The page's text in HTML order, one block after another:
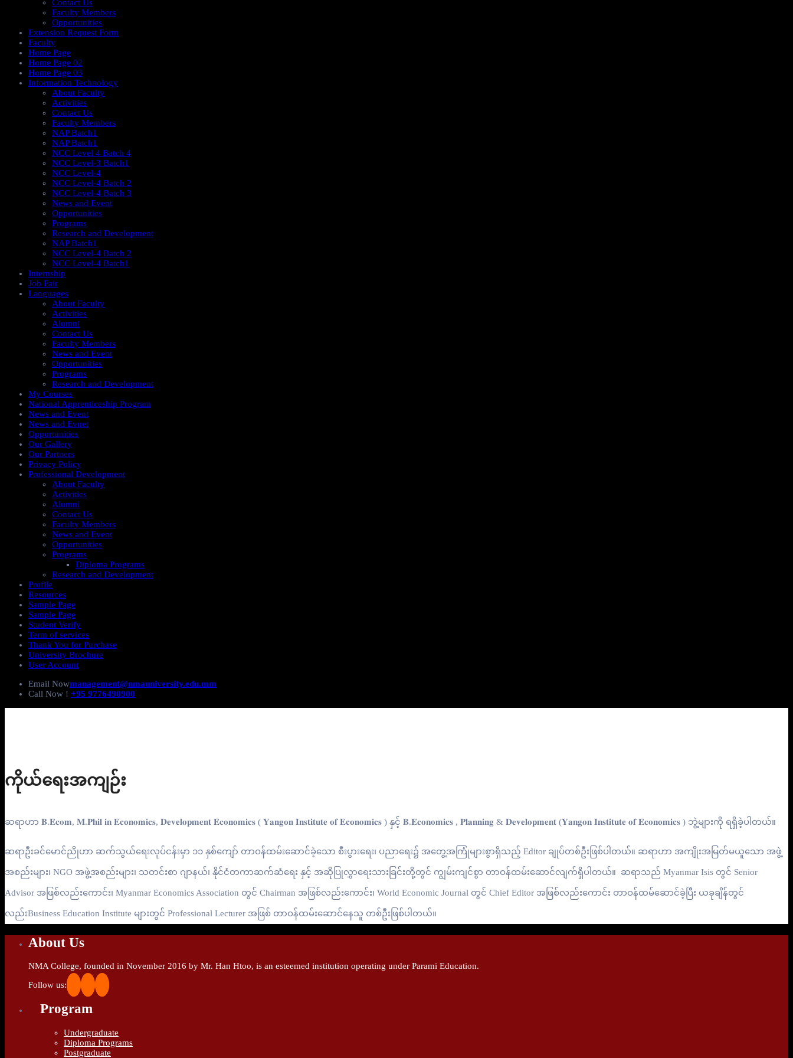
Contact Us
Faculty Members
Opportunities
Extension Request Form
Faculty
Home Page
Home Page 02
Home Page 03
Information Technology
About Faculty
Activities
Contact Us
Faculty Members
NAP Batch1
NAP Batch1
NCC Level 4 Batch 4
NCC Level-3 Batch1
NCC Level-4
NCC Level-4 Batch 2
NCC Level-4 Batch 3
News and Event
Opportunities
Programs
Research and Development
NAP Batch1
NCC Level-4 Batch 2
NCC Level-4 Batch1​
Internship
Job Fair
Languages
About Faculty
Activities
Alumni
Contact Us
Faculty Members
News and Event
Opportunities
Programs
Research and Development
My Courses
National Apprenticeship Program
News and Event
News and Evnet
Opportunities
Our Gallery
Our Partners
Privacy Policy
Professional Development
About Faculty
Activities
Alumni
Contact Us
Faculty Members
News and Event
Opportunities
Programs
Diploma Programs
Research and Development
Profile
Resources
Sample Page
Sample Page
Student Verify
Term of services
Thank You for Purchase
University Brochure
User Account
Email Nowmanagement@nmauniversity.edu.mm
Call Now ! +95 9776490900
ကိုယ်ရေးအကျဉ်း
ဆရာဟာ 𝐁.𝐄𝐜𝐨𝐦, 𝐌.𝐏𝐡𝐢𝐥 𝐢𝐧 𝐄𝐜𝐨𝐧𝐨𝐦𝐢𝐜𝐬, 𝐃𝐞𝐯𝐞𝐥𝐨𝐩𝐦𝐞𝐧𝐭 𝐄𝐜𝐨𝐧𝐨𝐦𝐢𝐜𝐬 ( 𝐘𝐚𝐧𝐠𝐨𝐧 𝐈𝐧𝐬𝐭𝐢𝐭𝐮𝐭𝐞 𝐨𝐟 𝐄𝐜𝐨𝐧𝐨𝐦𝐢𝐜𝐬 ) နှင့် 𝐁.𝐄𝐜𝐨𝐧𝐨𝐦𝐢𝐜𝐬 , 𝐏𝐥𝐚𝐧𝐧𝐢𝐧𝐠 & 𝐃𝐞𝐯𝐞𝐥𝐨𝐩𝐦𝐞𝐧𝐭 (𝐘𝐚𝐧𝐠𝐨𝐧 𝐈𝐧𝐬𝐭𝐢𝐭𝐮𝐭𝐞 𝐨𝐟 𝐄𝐜𝐨𝐧𝐨𝐦𝐢𝐜𝐬 ) ဘွဲ့များကို ရရှိခဲ့ပါတယ်။
ဆရာဦးခင်မောင်ညိုဟာ ဆက်သွယ်ရေးလုပ်ငန်းမှာ ၁၁ နှစ်ကျော် တာဝန်ထမ်းဆောင်ခဲ့သော စီးပွားရေး၊ ပညာရေး၌ အတွေ့အကြုံများစွာရှိသည့် Editor ချုပ်တစ်ဦးဖြစ်ပါတယ်။ ဆရာဟာ အကျိုးအမြတ်မယူသော အဖွဲ့
အစည်းများ၊ NGO အဖွဲ့အစည်းများ၊ သတင်းစာ ဂျာနယ်၊ နိုင်ငံတကာဆက်ဆံရေး နှင့် အဆိုပြုလွှာရေးသားခြင်းတို့တွင် ကျွမ်းကျင်စွာ တာဝန်ထမ်းဆောင်လျက်ရှိပါတယ်။ ဆရာသည် Myanmar Isis တွင် Senior
Advisor အဖြစ်လည်းကောင်း၊ Myanmar Economics Association တွင် Chairman အဖြစ်လည်းကောင်း၊ World Economic Journal တွင် Chief Editor အဖြစ်လည်းကောင်း တာဝန်ထမ်ဆောင်ခဲ့ပြီး ယခုချိန်တွင်
လည်းBusiness Education Institute များတွင် Professional Lecturer အဖြစ် တာဝန်ထမ်းဆောင်နေသူ တစ်ဦးဖြစ်ပါတယ်။
About Us
NMA College, founded in November 2016 by Mr. Han Htoo, is an esteemed institution operating under Parami Education.
Follow us:
Program
Undergraduate
Diploma Programs
Postgraduate